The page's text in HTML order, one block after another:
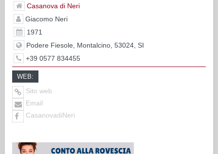
Casanova di Neri
Giacomo Neri
1971
Podere Fiesole, Montalcino, 53024, SI
+39 0577 834455
WEB:
Sito web
Email
CasanovadiNeri